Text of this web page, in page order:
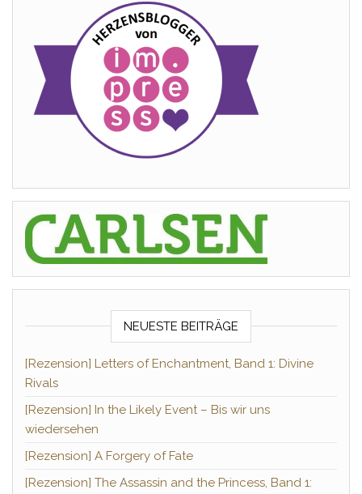
NEUESTE BEITRÄGE
[Rezension] Letters of Enchantment, Band 1: Divine
Rivals
[Rezension] In the Likely Event – Bis wir uns
wiedersehen
[Rezension] A Forgery of Fate
[Rezension] The Assassin and the Princess, Band 1: